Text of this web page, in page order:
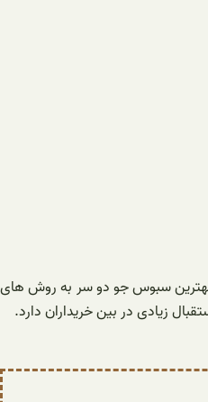
بهترین سبوس جو دو سر به روش های
زیادی در بین خریداران دارد.